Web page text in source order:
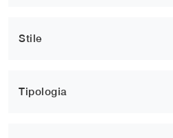
Stile
Tipologia